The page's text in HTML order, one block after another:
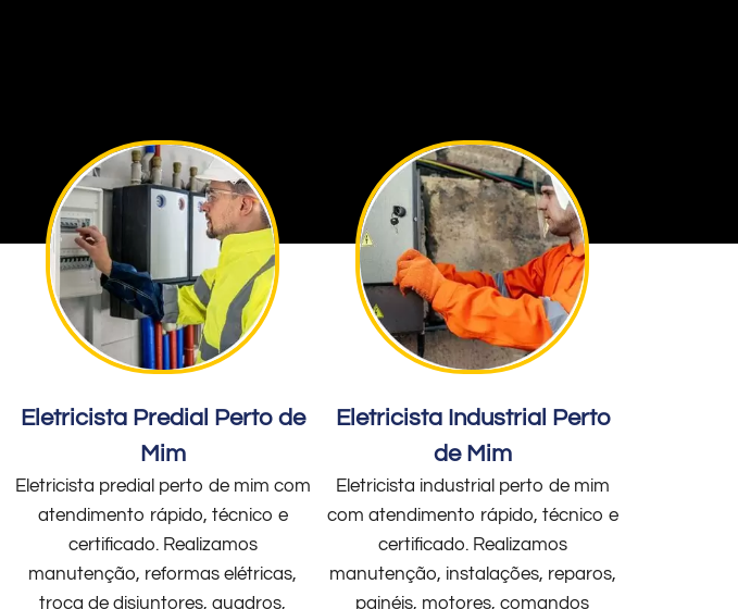
Eletricista Predial Perto de
Mim
Eletricista predial perto de mim com
atendimento rápido, técnico e
certificado. Realizamos
manutenção, reformas elétricas,
troca de disjuntores, quadros,
Eletricista Industrial Perto
de Mim
Eletricista industrial perto de mim
com atendimento rápido, técnico e
certificado. Realizamos
manutenção, instalações, reparos,
painéis, motores, comandos